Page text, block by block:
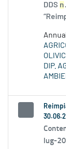
DDS n
DIP.
lug-